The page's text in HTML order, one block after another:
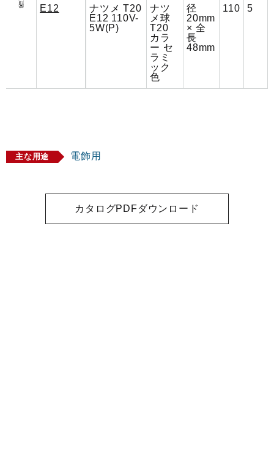
E12
ナツメ T20
E12 110V-
5W(P)
ナツ
メ球
T20
カラ
ー セ
ラミ
ック
色
径
20mm
× 全
長
48mm
110 5
主な用途 電飾用
カタログPDFダウンロード